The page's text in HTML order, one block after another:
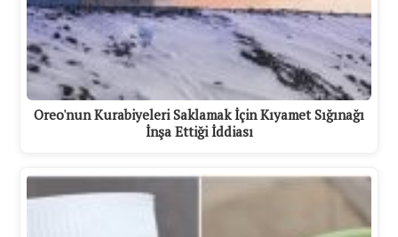
Oreo'nun Kurabiyeleri Saklamak İçin Kıyamet Sığınağı
İnşa Ettiği İddiası